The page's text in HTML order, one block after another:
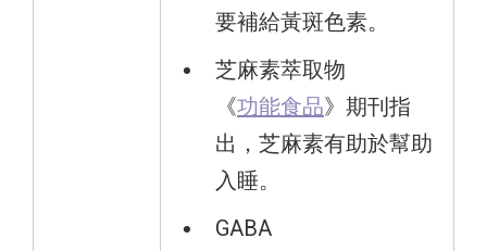
要補給黃斑色素。
芝麻素萃取物
《功能食品》期刊指
出，芝麻素有助於幫助
入睡。
GABA